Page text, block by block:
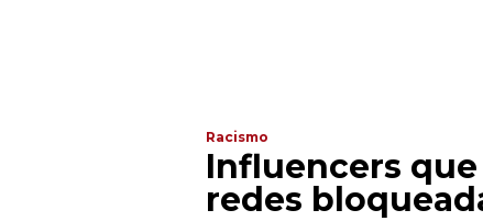
Racismo
Influencers
redes